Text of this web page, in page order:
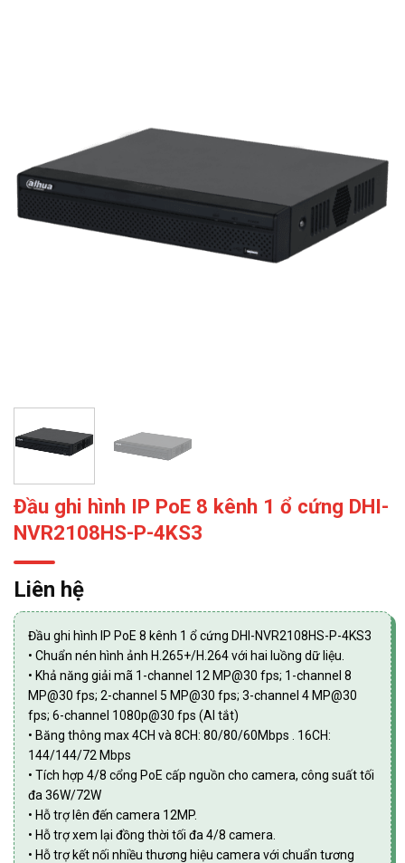
Đầu ghi hình IP PoE 8 kênh 1 ổ cứng DHI-
NVR2108HS-P-4KS3
Liên hệ
Đầu ghi hình IP PoE 8 kênh 1 ổ cứng DHI-NVR2108HS-P-4KS3
• Chuẩn nén hình ảnh H.265+/H.264 với hai luồng dữ liệu.
• Khả năng giải mã 1-channel 12 MP@30 fps; 1-channel 8
MP@30 fps; 2-channel 5 MP@30 fps; 3-channel 4 MP@30
fps; 6-channel 1080p@30 fps (AI tắt)
• Băng thông max 4CH và 8CH: 80/80/60Mbps . 16CH:
144/144/72 Mbps
• Tích hợp 4/8 cổng PoE cấp nguồn cho camera, công suất tối
đa 36W/72W
• Hỗ trợ lên đến camera 12MP.
• Hỗ trợ xem lại đồng thời tối đa 4/8 camera.
• Hỗ trợ kết nối nhiều thương hiệu camera với chuẩn tương